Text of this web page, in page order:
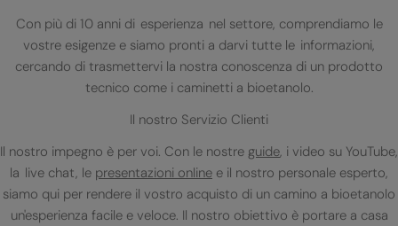
Con più di 10 anni di esperienza nel settore, comprendiamo le
vostre esigenze e siamo pronti a darvi tutte le informazioni,
cercando di trasmettervi la nostra conoscenza di un prodotto
tecnico come i caminetti a bioetanolo.
Il nostro Servizio Clienti
Il nostro impegno è per voi. Con le nostre guide, i video su YouTube,
la live chat, le presentazioni online e il nostro personale esperto,
siamo qui per rendere il vostro acquisto di un camino a bioetanolo
un'esperienza facile e veloce. Il nostro obiettivo è portare a casa